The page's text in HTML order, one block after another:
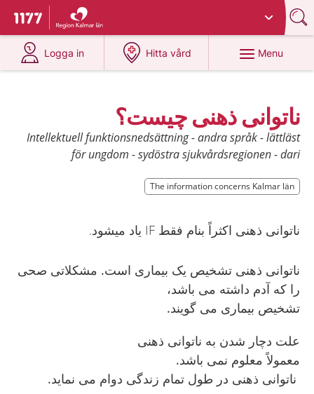
To start page for 1177
Du har valt region
Logga in
at 1177.se
Hitta vård
at 1177.se
Menu
ناتوانی ذهنی چیست؟
Intellektuell funktionsnedsättning - andra språk - lättläst
för ungdom - sydöstra sjukvårdsregionen - dari
The information concerns Kalmar län
ناتوانی ذهنی اکثراً بنام فقط IF یاد میشود.
ناتوانی ذهنی تشخیص یک بیماری است. مشکلاتی صحی
را که آدم داشته می باشد،
تشخیص بیماری می گویند.
علت دچار شدن به ناتوانی ذهنی
معمولاً معلوم نمی باشد.
ناتوانی ذهنی در طول تمام زندگی دوام می نماید.